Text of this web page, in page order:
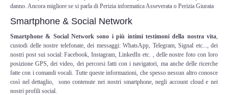
Forensics Readiness
Copia/Acquisizione Forense Web
Indagini persone scomparse
danno. Ancora migliore se si parla di Perizia informatica Asseverata o Perizia Giurata
Smartphone & Social Network
Smartphone & Social Network sono i più intimi testimoni della nostra vita
custodi delle nostre telefonate, dei messaggi: WhatsApp, Telegram, Signal etc..., dei
nostri post sui social: Facebook, Instagram, LinkedIn etc. , delle nostre foto con loro
posizione GPS, dei video, dei percorsi fatti con i navigatori, ma anche delle ricerche
fatte con i comandi vocali. Tutte queste informazioni, che spesso nessun altro conosce
così nel dettaglio, sono contenute nei nostri smartphone, negli account cloud e nei
nostri profili social.